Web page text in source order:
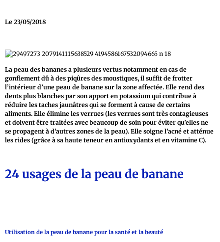
Le 23/05/2018
La peau des bananes a plusieurs vertus notamment en cas de
gonflement dû à des piqûres des moustiques, il suffit de frotter
l’intérieur d’une peau de banane sur la zone affectée. Elle rend des
dents plus blanches par son apport en potassium qui contribue à
réduire les taches jaunâtres qui se forment à cause de certains
aliments. Elle élimine les verrues (les verrues sont très contagieuses
et doivent être traitées avec beaucoup de soin pour éviter qu’elles ne
se propagent à d’autres zones de la peau). Elle soigne l’acné et atténue
les rides (grâce à sa haute teneur en antioxydants et en vitamine C).
24 usages de la peau de banane
Utilisation de la peau de banane pour la santé et la beauté